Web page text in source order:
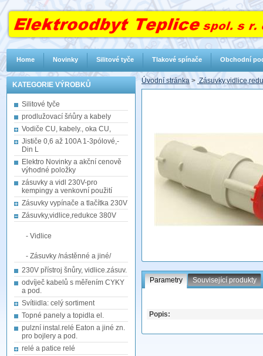
KATEGORIE VÝROBKŮ
Silitové tyče
prodlužovací šńůry a kabely
Vodiče CU, kabely., oka CU,
Jističe 0,6 až 100A 1-3pólové,-
Din L
Elektro Novinky a akční cenově
výhodné položky
zásuvky a vidl 230V-pro
kempingy a venkovní použití
Zásuvky vypínače a tlačítka 230V
Zásuvky,vidlice,redukce 380V
- Vidlice
- Zásuvky /nástěnné a jiné/
230V přístroj šnůry, vidlice.zásuv.
odvíječ kabelů s měřením CYKY
a pod.
Svítiidla: celý sortiment
Topné panely a topidla el.
pulzní instal.relé Eaton a jiné zn.
pro bojlery a pod.
relé a patice relé
Úvodní stránka >
Parametry Související produkty
Popis:
Home Novinky Silitové tyče Tlakové spínače Obchodní